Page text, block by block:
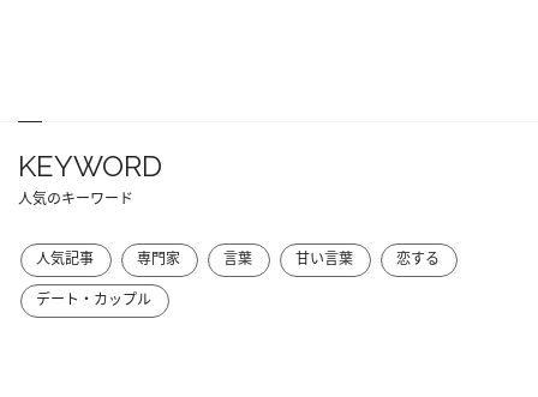
KEYWORD
人気のキーワード
人気記事 専門家 言葉 甘い言葉
恋する
デート・カップル